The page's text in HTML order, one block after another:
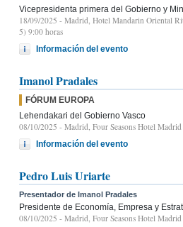
Vicepresidenta primera del Gobierno y
18/09/2025 - Madrid, Hotel Mandarin Oriental
5) 9:00 horas
Información del evento
Imanol Pradales
FÓRUM EUROPA
Lehendakari del Gobierno Vasco
08/10/2025 - Madrid, Four Seasons Hotel
Información del evento
Pedro Luis Uriarte
Presentador de Imanol Pradales
Presidente de Economía, Empresa y
08/10/2025 - Madrid, Four Seasons Hotel